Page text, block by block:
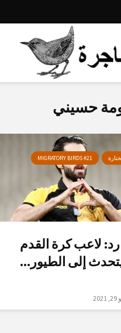
حسيني
MIGRATORY BIRDS #21
لاعب كرة القدم